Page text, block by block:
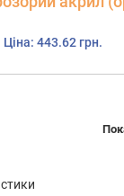
Ціна: 443.62 грн.